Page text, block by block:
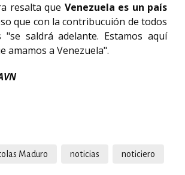
resalta que Venezuela es un país
que con la contribucuión de todos
"se saldrá adelante. Estamos aquí
amamos a Venezuela".
Maduro noticias noticiero